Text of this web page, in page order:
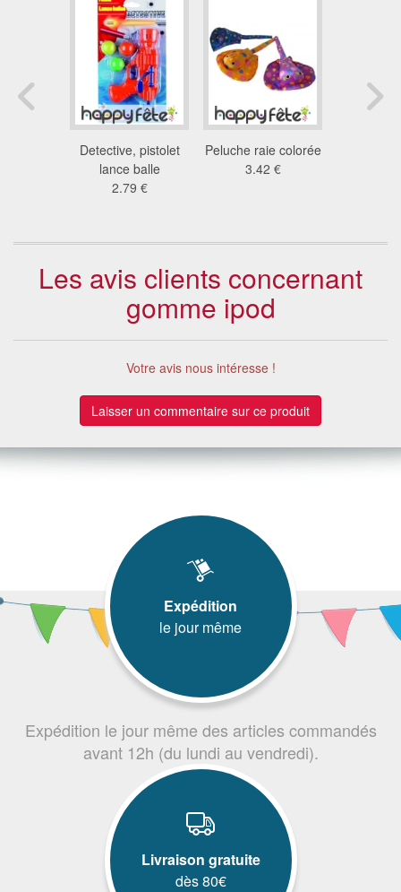
Detective, pistolet
lance balle
2.79 €
Peluche raie colorée
3.42 €
Les avis clients concernant
gomme ipod
Votre avis nous intéresse !
Laisser un commentaire sur ce produit
Expédition
le jour même
Expédition le jour même des articles commandés
avant 12h (du lundi au vendredi).
Livraison gratuite
dès 80€